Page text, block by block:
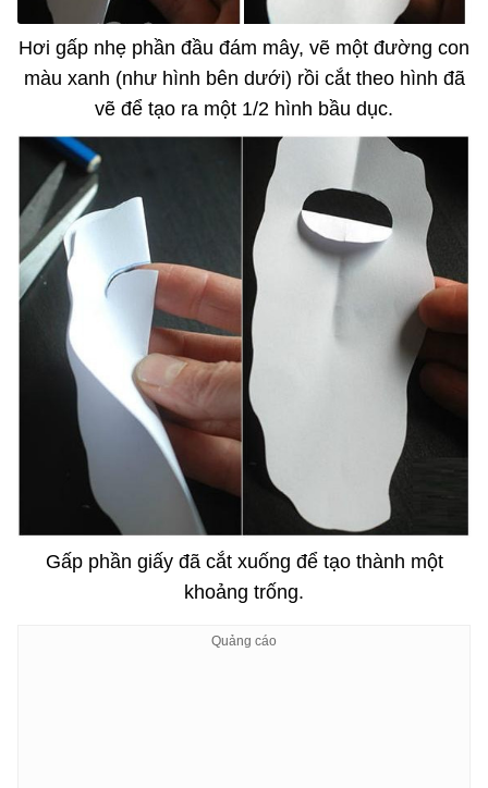
Hơi gấp nhẹ phần đầu đám mây, vẽ một đường con
màu xanh (như hình bên dưới) rồi cắt theo hình đã
vẽ để tạo ra một 1/2 hình bầu dục.
Gấp phần giấy đã cắt xuống để tạo thành một
khoảng trống.